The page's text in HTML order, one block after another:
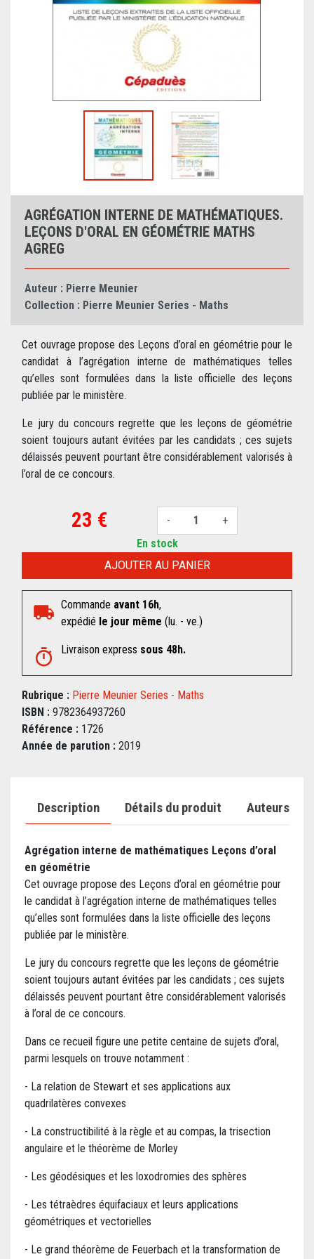
AGRÉGATION INTERNE DE MATHÉMATIQUES.
LEÇONS D'ORAL EN GÉOMÉTRIE MATHS
AGREG
Auteur : Pierre Meunier
Collection : Pierre Meunier Series - Maths
Cet ouvrage propose des Leçons d’oral en géométrie pour le
candidat à l’agrégation interne de mathématiques telles
qu’elles sont formulées dans la liste officielle des leçons
publiée par le ministère.
Le jury du concours regrette que les leçons de géométrie
soient toujours autant évitées par les candidats ; ces sujets
délaissés peuvent pourtant être considérablement valorisés à
l’oral de ce concours.
23 € - +
AJOUTER AU PANIER
En stock
Commande avant 16h,
expédié le jour même (lu. - ve.)
Livraison express sous 48h.
Rubrique : Pierre Meunier Series - Maths
ISBN : 9782364937260
Référence : 1726
Année de parution : 2019
Description Détails du produit Auteurs
Agrégation interne de mathématiques Leçons d’oral
en géométrie
Cet ouvrage propose des Leçons d’oral en géométrie pour
le candidat à l’agrégation interne de mathématiques telles
qu’elles sont formulées dans la liste officielle des leçons
publiée par le ministère.
Le jury du concours regrette que les leçons de géométrie
soient toujours autant évitées par les candidats ; ces sujets
délaissés peuvent pourtant être considérablement valorisés
à l’oral de ce concours.
Dans ce recueil figure une petite centaine de sujets d’oral,
parmi lesquels on trouve notamment :
- La relation de Stewart et ses applications aux
quadrilatères convexes
- La constructibilité à la règle et au compas, la trisection
angulaire et le théorème de Morley
- Les géodésiques et les loxodromies des sphères
- Les tétraèdres équifaciaux et leurs applications
géométriques et vectorielles
- Le grand théorème de Feuerbach et la transformation de